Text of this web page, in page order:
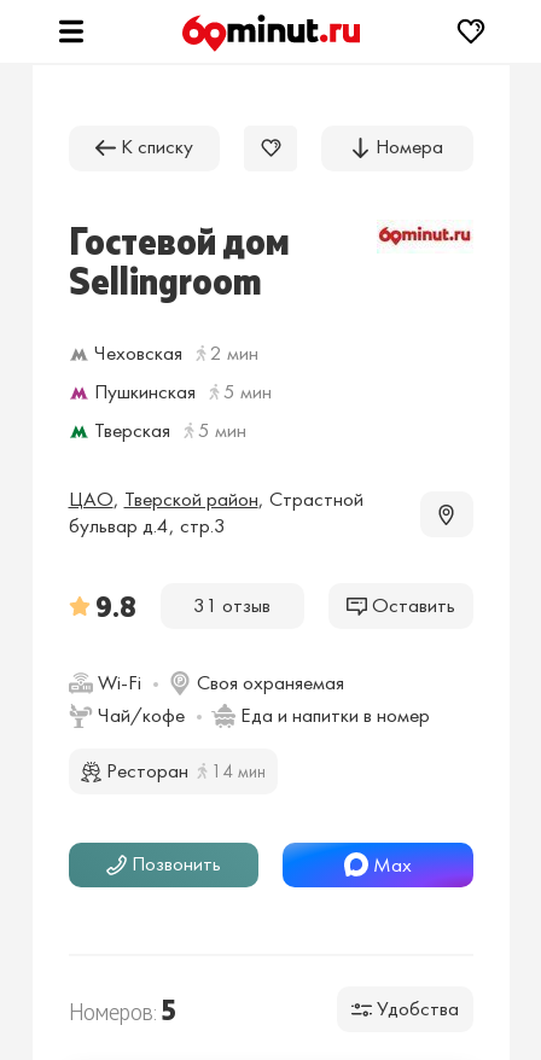
К списку Номера
Гостевой дом
Sellingroom
Чеховская
2 мин
Пушкинская
5 мин
Тверская
5 мин
ЦАО, Тверской район, Страстной
бульвар д.4, стр.3
9.8 31 отзыв Оставить
Wi-Fi
Своя охраняемая
Чай/кофе
Еда и напитки в номер
Ресторан 14 мин
Позвонить Max
Номеров: 5 Удобства